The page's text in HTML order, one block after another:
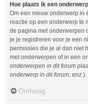
Hoe plaats ik een
Om een nieuw onderwerp in
reactie op een onderwerp te
de pagina met onderwerpen
je je registreren voor je een
permissies die je al dan niet
met onderwerpen of in een
onderwerpen in dit forum
onderwerp in dit forum, enz.).
Omhoog